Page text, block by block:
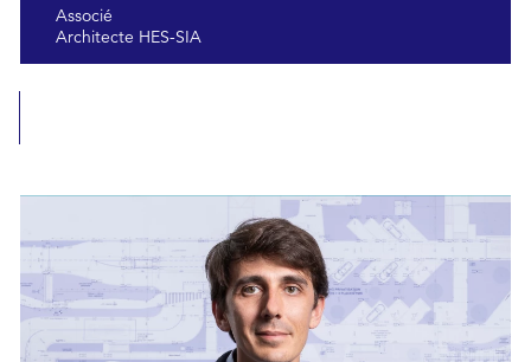
Associé
Architecte HES-SIA